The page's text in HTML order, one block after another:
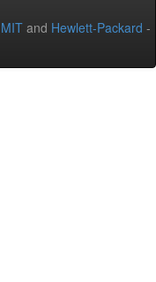
MIT and Hewlett-Packard -